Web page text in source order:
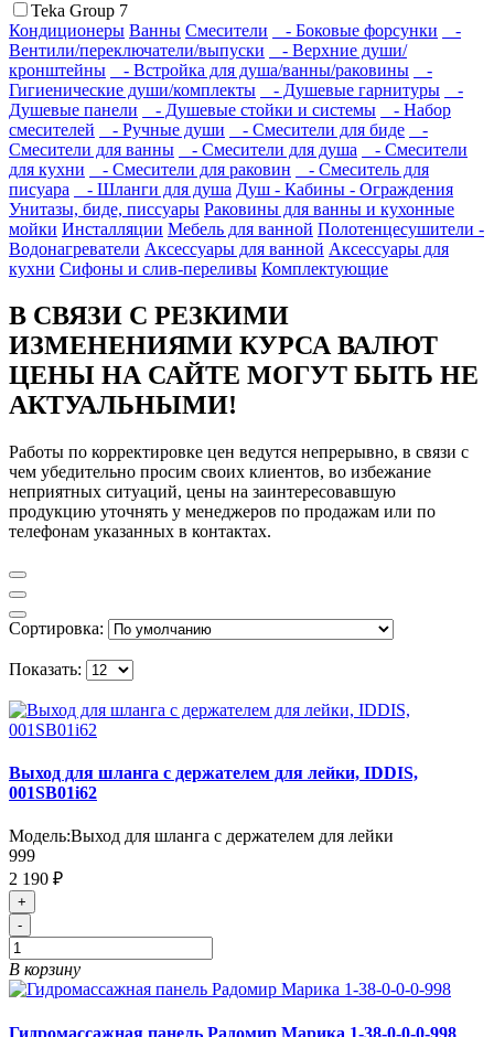
Teka Group 7
Кондиционеры Ванны Смесители - Боковые форсунки
-
Вентили/переключатели/выпуски
- Верхние души/
кронштейны
- Встройка для душа/ванны/раковины
-
Гигиенические души/комплекты
- Душевые гарнитуры
-
Душевые панели
- Душевые стойки и системы
- Набор
смесителей
- Ручные души - Смесители для биде
-
Смесители для ванны
- Смесители для душа
- Смесители
для кухни
- Смесители для раковин
- Смеситель для
писуара
- Шланги для душа Душ - Кабины - Ограждения
Унитазы, биде, писсуары Раковины для ванны и кухонные
мойки Инсталляции Мебель для ванной Полотенцесушители -
Водонагреватели Аксессуары для ванной Аксессуары для
кухни Сифоны и слив-переливы Комплектующие
В СВЯЗИ С РЕЗКИМИ
ИЗМЕНЕНИЯМИ КУРСА ВАЛЮТ
ЦЕНЫ НА САЙТЕ МОГУТ БЫТЬ НЕ
АКТУАЛЬНЫМИ!
Работы по корректировке цен ведутся непрерывно, в связи с
чем убедительно просим своих клиентов, во избежание
неприятных ситуаций, цены на заинтересовавшую
продукцию уточнять у менеджеров по продажам или по
телефонам указанных в контактах.
Сортировка:
Показать:
Выход для шланга с держателем для лейки, IDDIS,
001SB01i62
Модель:Выход для шланга с держателем для лейки
999
2 190 ₽
+
-
В корзину
Гидромассажная панель Радомир Марика 1-38-0-0-0-998